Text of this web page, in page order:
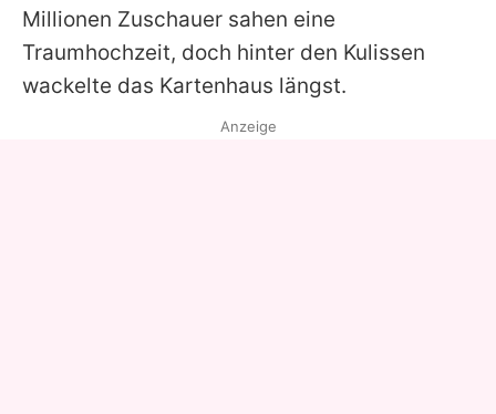
Millionen Zuschauer sahen eine
Traumhochzeit, doch hinter den Kulissen
wackelte das Kartenhaus längst.
Anzeige